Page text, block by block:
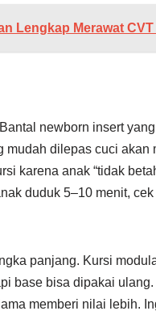
Lengkap Merawat
newborn insert
mudah dilepas cuci
karena anak “tidak
duduk 5–10 menit,
panjang. Kursi
base bisa dipakai
memberi nilai lebih.